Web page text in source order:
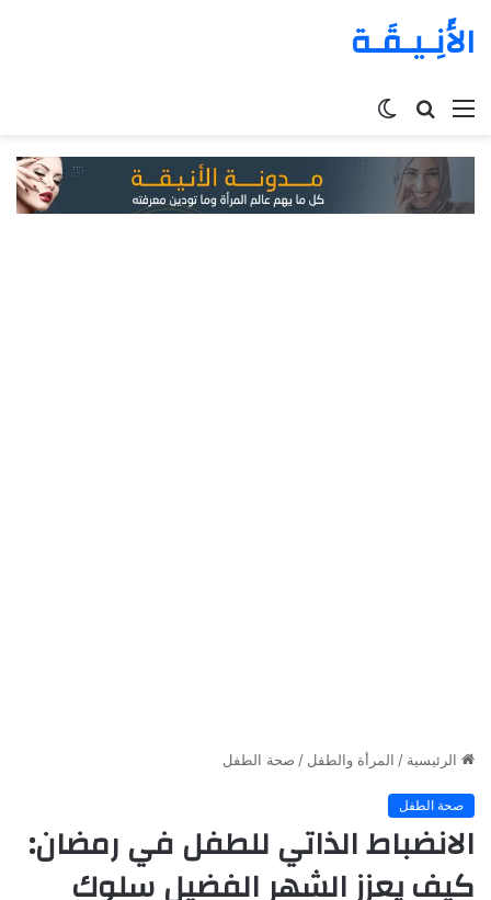
الأَنِـيـقَـة
القائمة بحث
الرئيسية / المرأة والطفل / صحة الطفل
صحة الطفل
الانضباط الذاتي للطفل في رمضان:
كيف يعزز الشهر الفضيل سلوك